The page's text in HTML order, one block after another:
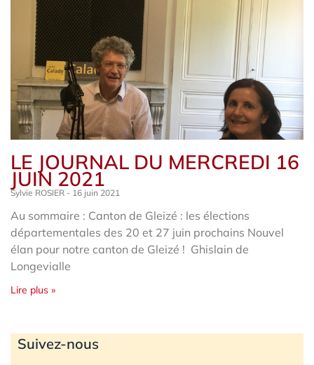
LE JOURNAL DU MERCREDI 16
JUIN 2021
Sylvie ROSIER 16 juin 2021
Au sommaire : Canton de Gleizé : les élections
départementales des 20 et 27 juin prochains Nouvel
élan pour notre canton de Gleizé ! Ghislain de
Longevialle
Lire plus »
Suivez-nous
Archives